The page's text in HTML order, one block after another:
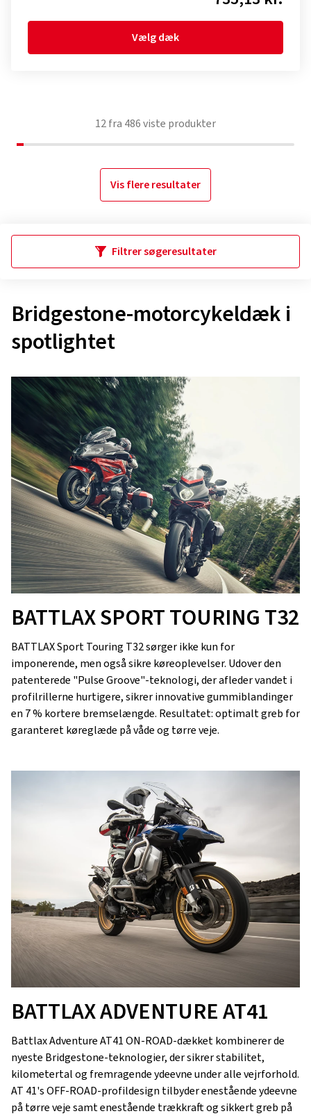
Vælg dæk
12fra 486viste produkter
Vis flere resultater
Filtrer søgeresultater
Bridgestone-motorcykeldæk i
spotlightet
BATTLAX SPORT TOURING T32
BATTLAX Sport Touring T32 sørger ikke kun for
imponerende, men også sikre køreoplevelser. Udover den
patenterede "Pulse Groove"-teknologi, der afleder vandet i
profilrillerne hurtigere, sikrer innovative gummiblandinger
en 7 % kortere bremselængde. Resultatet: optimalt greb for
garanteret køreglæde på våde og tørre veje.
BATTLAX ADVENTURE AT41
Battlax Adventure AT41 ON-ROAD-dækket kombinerer de
nyeste Bridgestone-teknologier, der sikrer stabilitet,
kilometertal og fremragende ydeevne under alle vejrforhold.
AT 41's OFF-ROAD-profildesign tilbyder enestående ydeevne
på tørre veje samt enestående trækkraft og sikkert greb på